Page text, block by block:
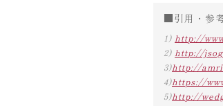
■引用・参
1) http://
2) http://
3)http://
4)https://
5)http://